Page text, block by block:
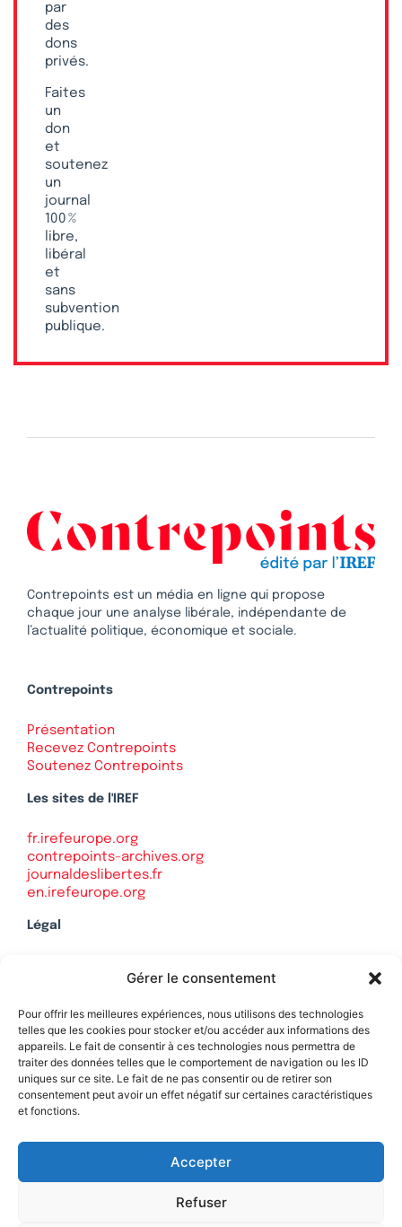
Gérer le consentement
Pour offrir les meilleures expériences, nous utilisons des technologies
telles que les cookies pour stocker et/ou accéder aux informations des
appareils. Le fait de consentir à ces technologies nous permettra de
traiter des données telles que le comportement de navigation ou les ID
uniques sur ce site. Le fait de ne pas consentir ou de retirer son
consentement peut avoir un effet négatif sur certaines caractéristiques
et fonctions.
Accepter
Refuser
par
des
dons
privés.
Faites
un
don
et
soutenez
un
journal
100 %
libre,
libéral
et
sans
subvention
publique.
Contrepoints est un média en ligne qui propose
chaque jour une analyse libérale, indépendante de
l’actualité politique, économique et sociale.
Contrepoints
Présentation
Recevez Contrepoints
Soutenez Contrepoints
Les sites de l'IREF
fr.irefeurope.org
contrepoints-archives.org
journaldeslibertes.fr
en.irefeurope.org
Légal
Politique de confidentialité
Contact
Soutenez Contrepoints